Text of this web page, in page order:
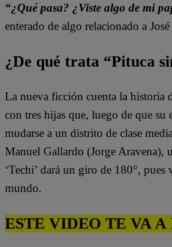
“¿Qué pasa? ¿Viste algo de mi
enterado de algo relacionado a
¿De qué trata “Pituca
La nueva ficción cuenta la historia
con tres hijas que, luego de que su
mudarse a un distrito de clase
Manuel Gallardo (Jorge Aravena),
‘Techi’ dará un giro de 180°,
mundo.
ESTE VIDEO TE VA A